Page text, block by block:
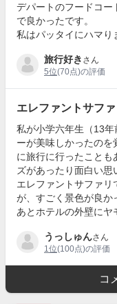
デパートのフードコー
で良かったです。
私はパッタイにハマり
旅行好き さん
5位(70点)の評価
エレファントサファ
私が小学六年生（13
ーが美味しかったの
に旅行に行ったことも
ズがあったり面白い思
エレファントサファリ
が、すごく景色が良か
あとホテルの外壁にヤ
うっしゅんさん
1位(100点)の評価
コ